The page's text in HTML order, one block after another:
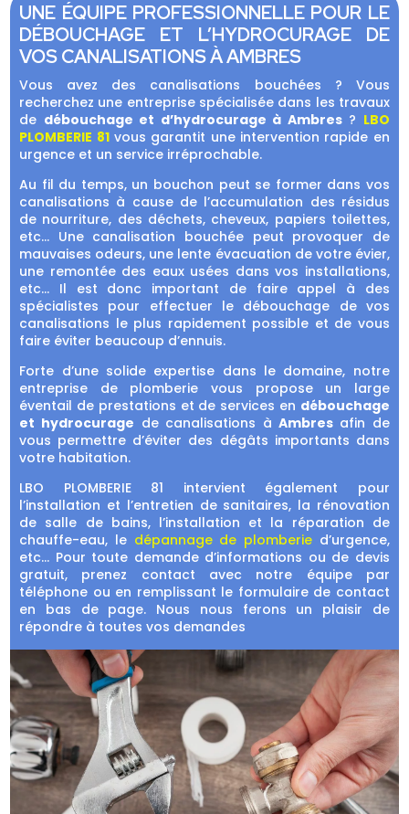
UNE ÉQUIPE PROFESSIONNELLE POUR LE
DÉBOUCHAGE ET L’HYDROCURAGE DE
VOS CANALISATIONS ÀAMBRES
Vous avez des canalisations bouchées ? Vous
recherchez une entreprise spécialisée dans les travaux
de débouchage et d’hydrocurage à Ambres? LBO
PLOMBERIE 81vous garantit une intervention rapide en
urgence et un service irréprochable.
Au fil du temps, un bouchon peut se former dans vos
canalisations à cause de l’accumulation des résidus
de nourriture, des déchets, cheveux, papiers toilettes,
etc… Une canalisation bouchée peut provoquer de
mauvaises odeurs, une lente évacuation de votre évier,
une remontée des eaux usées dans vos installations,
etc… Il est donc important de faire appel à des
spécialistes pour effectuer le débouchage de vos
canalisations le plus rapidement possible et de vous
faire éviter beaucoup d’ennuis.
Forte d’une solide expertise dans le domaine, notre
entreprise de plomberie vous propose un large
éventail de prestations et de services en débouchage
et hydrocurage de canalisations àAmbres afin de
vous permettre d’éviter des dégâts importants dans
votre habitation.
LBO PLOMBERIE 81 intervient également pour
l’installation et l’entretien de sanitaires, la rénovation
de salle de bains, l’installation et la réparation de
chauffe-eau, le dépannage de plomberie d’urgence,
etc… Pour toute demande d’informations ou de devis
gratuit, prenez contact avec notre équipe par
téléphone ou en remplissant le formulaire de contact
en bas de page. Nous nous ferons un plaisir de
répondre à toutes vos demandes